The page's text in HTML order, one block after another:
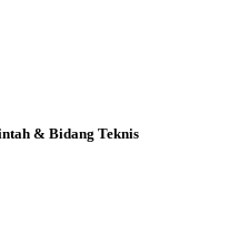
& Bidang Teknis